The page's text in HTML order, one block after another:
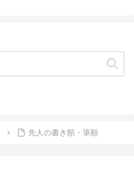
先人の書き順・筆順